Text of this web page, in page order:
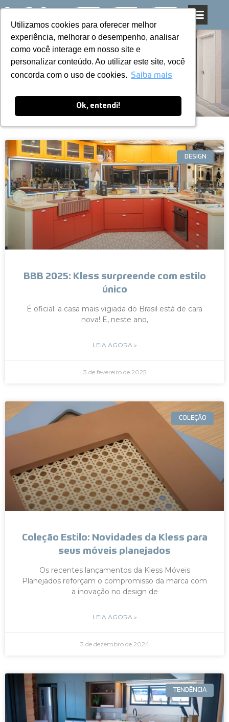
Utilizamos cookies para oferecer melhor
experiência, melhorar o desempenho, analisar
como você interage em nosso site e
personalizar conteúdo. Ao utilizar este site, você
concorda com o uso de cookies. Saiba mais
Ok, entendi!
Utilizamos cookies para oferecer melhor
experiência, melhorar o desempenho, analisar
como você interage em nosso site e
personalizar conteúdo. Ao utilizar este site, você
concorda com o uso de cookies. Saiba mais
Ok, entendi!
Pular
para
o
conteúdo
Blog
DESIGN
BBB 2025: Kless surpreende com estilo
único
É oficial: a casa mais vigiada do Brasil está de cara
nova! E, neste ano,
LEIA AGORA »
3 de fevereiro de 2025
COLEÇÃO
Coleção Estilo: Novidades da Kless para
seus móveis planejados
Os recentes lançamentos da Kless Móveis
Planejados reforçam o compromisso da marca com
a inovação no design de
LEIA AGORA »
3 de dezembro de 2024
TENDÊNCIA